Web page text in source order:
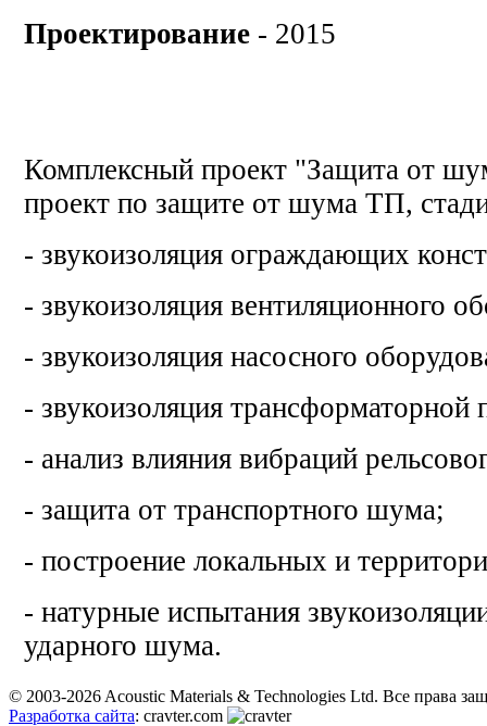
Проектирование - 2015
Комплексный проект "Защита от
проект по защите от шума ТП,
- звукоизоляция ограждающих
- звукоизоляция вентиляционного
- звукоизоляция насосного
- звукоизоляция трансформаторной
- анализ влияния вибраций
- защита от транспортного шума;
- построение локальных и
- натурные испытания
ударного шума.
© 2003-2026 Acoustic Materials & Technologies Ltd. Все права
Разработка сайта: cravter.com